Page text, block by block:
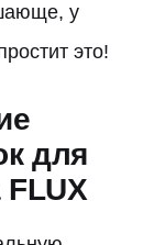
у
это!
для